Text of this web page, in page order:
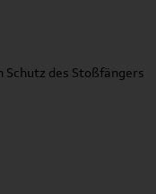
des Stoßfängers